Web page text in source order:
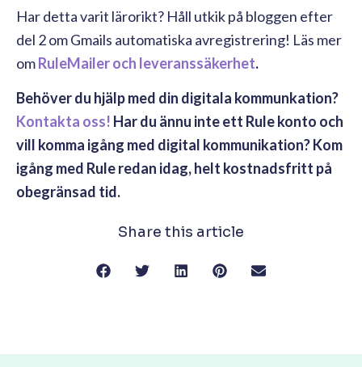
Har detta varit lärorikt? Håll utkik på bloggen efter
del 2 om Gmails automatiska avregistrering! Läs mer
omRuleMailer och leveranssäkerhet.
Behöver du hjälp med din digitala kommunkation?
Kontakta oss! Har du ännu inte ett Rule konto och
vill komma igång med digital kommunikation? Kom
igång med Rule redan idag, helt kostnadsfritt på
obegränsad tid.
Share this article